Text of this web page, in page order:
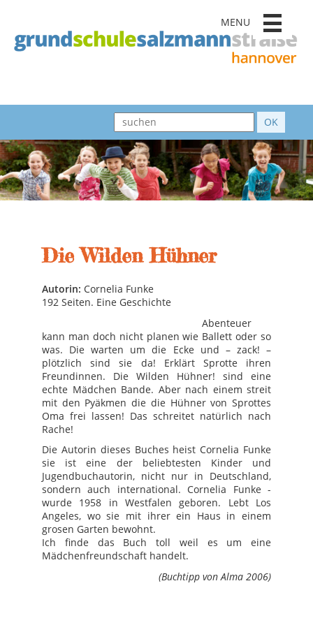
MENU
Die Wilden Hühner
Autorin: Cornelia Funke
192 Seiten. Eine Geschichte
Abenteuer
kann man doch nicht planen wie Ballett oder so
was. Die warten um die Ecke und – zack! –
plötzlich sind sie da! Erklärt Sprotte ihren
Freundinnen. Die Wilden Hühner! sind eine
echte Mädchen Bande. Aber nach einem streit
mit den Pyäkmen die die Hühner von Sprottes
Oma frei lassen! Das schreitet natürlich nach
Rache!
Die Autorin dieses Buches heist Cornelia Funke
sie ist eine der beliebtesten Kinder und
Jugendbuchautorin, nicht nur in Deutschland,
sondern auch international. Cornelia Funke -
wurde 1958 in Westfalen geboren. Lebt Los
Angeles, wo sie mit ihrer ein Haus in einem
grosen Garten bewohnt.
Ich finde das Buch toll weil es um eine
Mädchenfreundschaft handelt.
(Buchtipp von Alma 2006)